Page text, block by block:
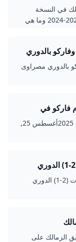
في النسخة
الجديدة من الدوري المصري الممتاز موسم 2023-2024 وما هي
بالدوري
مصراوى
فاركو في
لميس عليأغسطس 25, 2025 0 أغسطس 25, 2025أغسطس 25,
ملخص مباراة الزمالك ومودرن سبورت (2-1) الدوري
مشاهدة ملخص مباراة الزمالك ومودرن سبورت (2-1) الدوري
الزمالك على